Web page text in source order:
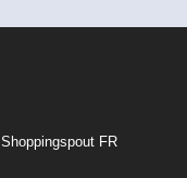
Shoppingspout FR